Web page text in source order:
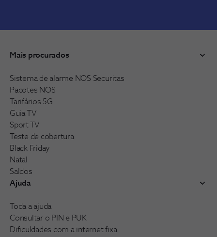
Mais procurados
Sistema de alarme NOS Securitas
Pacotes NOS
Tarifários 5G
Guia TV
Sport TV
Teste de cobertura
Black Friday
Natal
Saldos
Ajuda
Toda a ajuda
Consultar o PIN e PUK
Dificuldades com a internet fixa